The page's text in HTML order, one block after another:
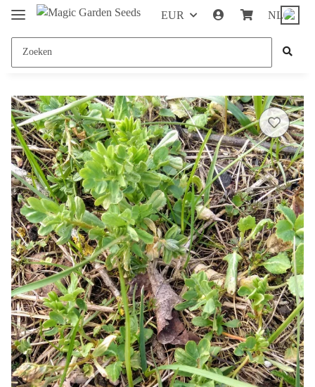
EUR NL